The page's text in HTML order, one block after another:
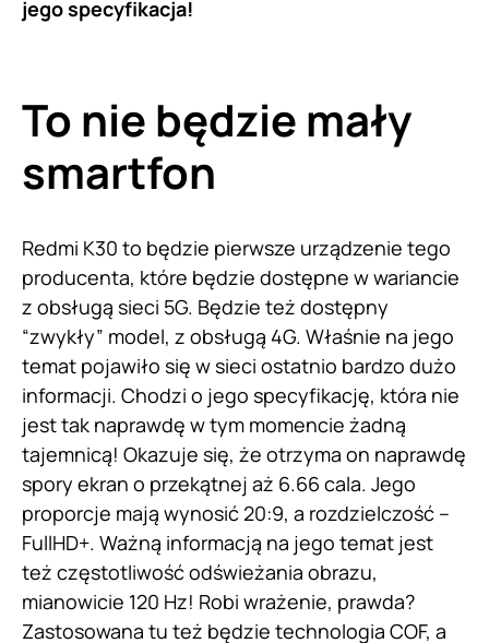
jego specyfikacja!
To nie będzie mały
smartfon
Redmi K30 to będzie pierwsze urządzenie tego
producenta, które będzie dostępne w wariancie
z obsługą sieci 5G. Będzie też dostępny
“zwykły” model, z obsługą 4G. Właśnie na jego
temat pojawiło się w sieci ostatnio bardzo dużo
informacji. Chodzi o jego specyfikację, która nie
jest tak naprawdę w tym momencie żadną
tajemnicą! Okazuje się, że otrzyma on naprawdę
spory ekran o przekątnej aż 6.66 cala. Jego
proporcje mają wynosić 20:9, a rozdzielczość –
FullHD+. Ważną informacją na jego temat jest
też częstotliwość odświeżania obrazu,
mianowicie 120 Hz! Robi wrażenie, prawda?
Zastosowana tu też będzie technologia COF, a